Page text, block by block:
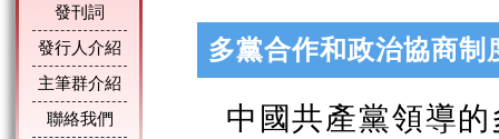
發刊詞
發行人介紹
主筆群介紹
聯絡我們
多黨合作和政治協商制
中國共產黨領導